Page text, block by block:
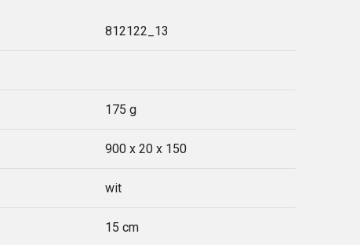
812122_13
175 g
900 x 20 x 150
wit
15 cm